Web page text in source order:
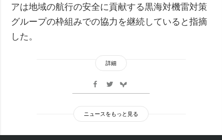
アは地域の航行の安全に貢献する黒海対機雷対策
グループの枠組みでの協力を継続していると指摘
した。
詳細
ニュースをもっと見る